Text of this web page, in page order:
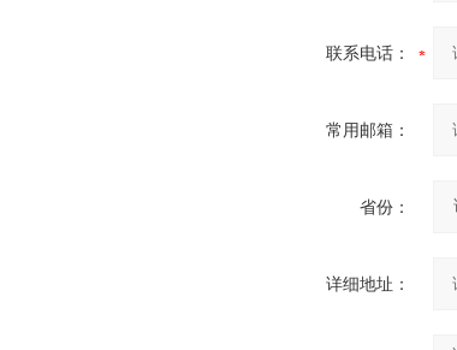
联系电话：
常用邮箱：
省份：
详细地址：